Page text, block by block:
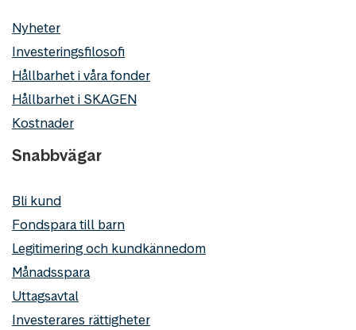
Nyheter
Investeringsfilosofi
Hållbarhet i våra fonder
Hållbarhet i SKAGEN
Kostnader
Snabbvägar
Bli kund
Fondspara till barn
Legitimering och kundkännedom
Månadsspara
Uttagsavtal
Investerares rättigheter